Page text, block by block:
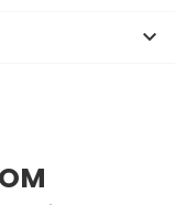
